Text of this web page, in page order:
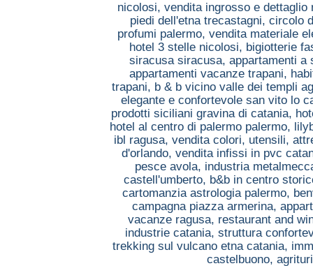
nicolosi, vendita ingrosso e
piedi dell'etna trecastagni, circolo
profumi palermo, vendita materiale
hotel 3 stelle nicolosi, bigiotterie
siracusa siracusa, appartamenti
appartamenti vacanze trapani,
trapani, b & b vicino valle dei templi
elegante e confortevole san vito lo
prodotti siciliani gravina di catania,
hotel al centro di palermo palermo,
ibl ragusa, vendita colori, utensili,
d'orlando, vendita infissi in pvc
pesce avola, industria
castell'umberto, b&b in centro
cartomanzia astrologia palermo,
campagna piazza armerina,
vacanze ragusa, restaurant and
industrie catania, struttura
trekking sul vulcano etna catania,
castelbuono,